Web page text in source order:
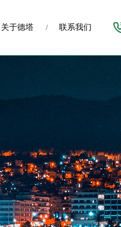
关于德塔 联系我们